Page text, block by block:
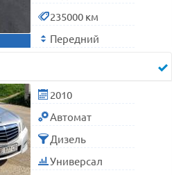
235000 км
Передний
2010
Автомат
Дизель
Универсал